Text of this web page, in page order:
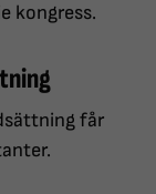
kongress.
får